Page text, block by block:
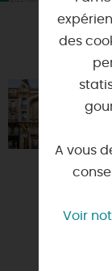
des
A vous
Voir